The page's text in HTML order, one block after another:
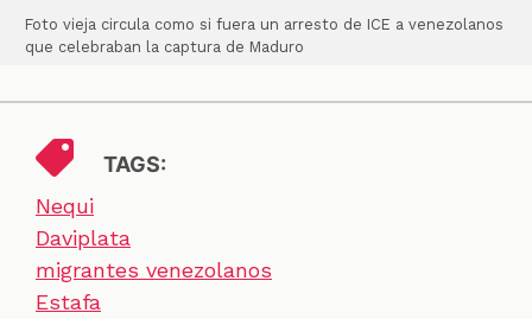
Foto vieja circula como si fuera un arresto de ICE a venezolanos
que celebraban la captura de Maduro
TAGS:
Nequi
Daviplata
migrantes venezolanos
Estafa